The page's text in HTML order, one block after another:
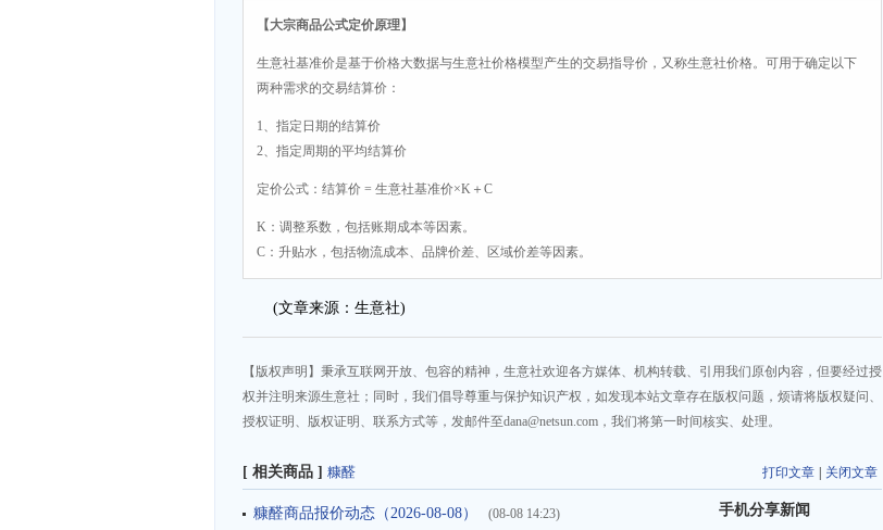
【大宗商品公式定价原理】
生意社基准价是基于价格大数据与生意社价格模型产生的交易指导价，又称生意社价格。可用于确定以下
两种需求的交易结算价：
1、指定日期的结算价
2、指定周期的平均结算价
定价公式：结算价 = 生意社基准价×K＋C
K：调整系数，包括账期成本等因素。
C：升贴水，包括物流成本、品牌价差、区域价差等因素。
(文章来源：生意社)
【版权声明】秉承互联网开放、包容的精神，生意社欢迎各方媒体、机构转载、引用我们原创内容，但要经过授
权并注明来源生意社；同时，我们倡导尊重与保护知识产权，如发现本站文章存在版权问题，烦请将版权疑问、
授权证明、版权证明、联系方式等，发邮件至dana@netsun.com，我们将第一时间核实、处理。
打印文章 关闭文章
[ 相关商品 ] 糠醛
糠醛商品报价动态（2026-08-08） (08-08 14:23) 手机分享新闻